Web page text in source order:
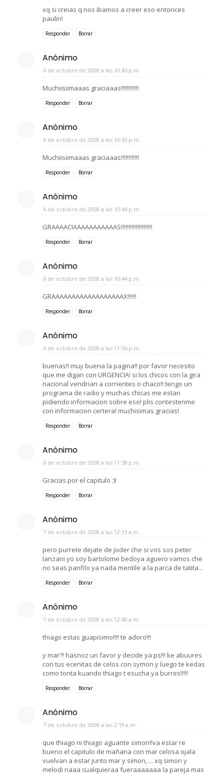
xq si creias q nos ibamos a creer eso entonces
paulin!
Responder Borrar
Anónimo
6 de octubre de 2008 a las 10:43 p.m.
Muchiisiimaaas graciaaas!!!!!!!!!!!!
Responder Borrar
Anónimo
6 de octubre de 2008 a las 10:43 p.m.
Muchiisiimaaas graciaaas!!!!!!!!!!!!
Responder Borrar
Anónimo
6 de octubre de 2008 a las 10:44 p.m.
GRAAAACIAAAAAAAAAAAS!!!!!!!!!!!!!!!!!!!!!
Responder Borrar
Anónimo
6 de octubre de 2008 a las 10:44 p.m.
GRAAAAAAAAAAAAAAAAAAX!!!!!!
Responder Borrar
Anónimo
6 de octubre de 2008 a las 11:56 p.m.
buenas!! muy buena la pagina!! por favor necesito
que me digan con URGENCIA! si los chicos con la gira
nacional vendrian a corrientes o chaco!! tengo un
programa de radio y muchas chicas me estan
pidiendo informacion sobre eso! plis contestenme
con informacion certera! muchisimas gracias!
Responder Borrar
Anónimo
6 de octubre de 2008 a las 11:58 p.m.
Gracias por el capitulo :)!
Responder Borrar
Anónimo
7 de octubre de 2008 a las 12:13 a.m.
pero purrete dejate de joder che si vos sos peter
lanzani yo soy bartolome bedoya aguero vamos che
no seas panfilo ya nada mentile a la parca de tatita...
Responder Borrar
Anónimo
7 de octubre de 2008 a las 12:40 a.m.
thiago estas guapisimo!!!! te adoro!!!
y mar?! hasnoz un favor y decide ya ps!!! ke abuures
con tus ecenitas de celos con symon y luego te kedas
como tonta kuando thiago t esucha ya burres!!!!!
Responder Borrar
Anónimo
7 de octubre de 2008 a las 2:19 a.m.
que thiago ni thiago aguante simon!!va estar re
bueno el capitulo de mañana con mar celosa ojala
vuelvan a estar junto mar y simon, ... xq simon y
melodi naaa cualquieraa fueraaaaaaa la pareja mas